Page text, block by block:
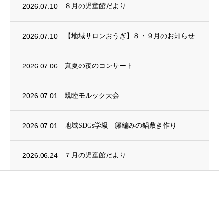
2026.07.10 ８月の児童館だより
2026.07.10 【地域サロンおうぎ】８・９月のお知らせ
2026.07.06 真夏の夜のコンサート
2026.07.01 親睦モルック大会
2026.07.01 地域SDGs学級 籐編みの鍋敷き作り
2026.06.24 ７月の児童館だより